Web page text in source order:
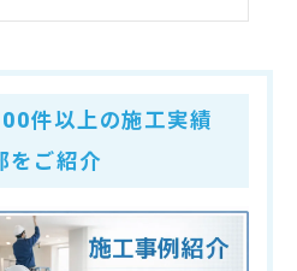
件以上の施工実績
をご紹介